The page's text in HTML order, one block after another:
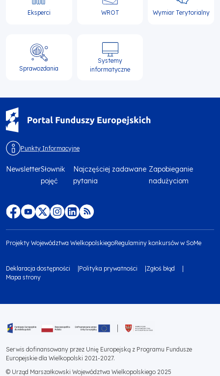
Eksperci WROT Wymiar Terytorialny
Sprawozdania
Systemy
informatyczne
Punkty Informacyjne
Menu
footer
społecznościowe
top
NewsletterSłownik
pojęć
Najczęściej zadawane
pytania
Zapobieganie
nadużyciom
footer
Projekty Województwa WielkopolskiegoRegulaminy konkursów w SoMe
Menu
footer
2
Deklaracja dostępności Polityka prywatności
Zgłoś błąd
Mapa strony
Serwis dofinansowany przez Unię Europejską z Programu Fundusze
Europejskie dla Wielkopolski 2021-2027.
© Urząd Marszałkowski Województwa Wielkopolskiego 2025